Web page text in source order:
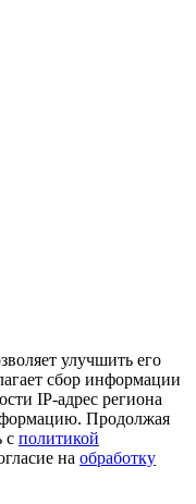
улучшить его
сбор информации
IP-адрес региона
Продолжая
с политикой
на обработку